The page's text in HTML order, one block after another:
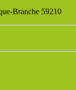
Branche 59210